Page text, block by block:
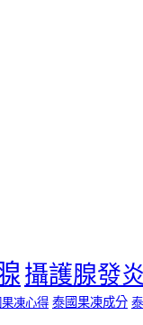
攝護腺發炎
凍心得 泰國果凍成分